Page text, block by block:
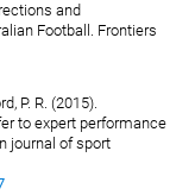
and
Football. Frontiers
P. R. (2015).
to expert performance
journal of sport